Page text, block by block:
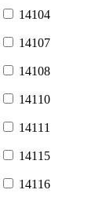
14104
14107
14108
14110
14111
14115
14116